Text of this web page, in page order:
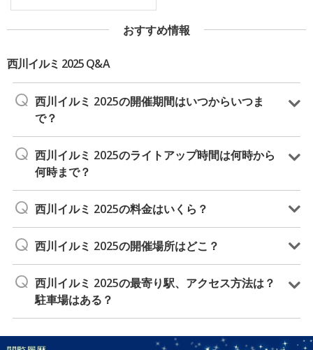
おすすめ情報
西川イルミ 2025 Q&A
西川イルミ 2025の開催期間はいつからいつま
で？
西川イルミ 2025のライトアップ時間は何時から
何時まで？
西川イルミ 2025の料金はいくら？
西川イルミ 2025の開催場所はどこ？
西川イルミ 2025の最寄り駅、アクセス方法は？
駐車場はある？